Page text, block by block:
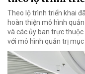
Theo lộ trình triển khai
hoàn thiện mô hình
và các ủy ban trực thuộc
với mô hình quản trị mục